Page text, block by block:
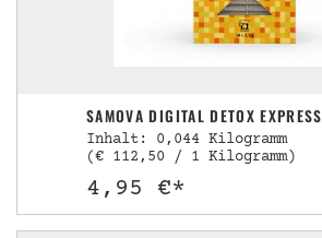
SAMOVA DIGITAL DETOX EXPRESS
Inhalt: 0,044 Kilogramm
(€ 112,50 / 1 Kilogramm)
4,95 €*